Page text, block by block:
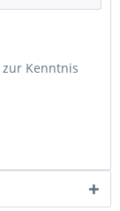
zur Kenntnis